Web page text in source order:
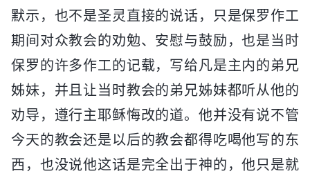
默示，也不是圣灵直接的说话，只是保罗作工
期间对众教会的劝勉、安慰与鼓励，也是当时
保罗的许多作工的记载，写给凡是主内的弟兄
姊妹，并且让当时教会的弟兄姊妹都听从他的
劝导，遵行主耶稣悔改的道。他并没有说不管
今天的教会还是以后的教会都得吃喝他写的东
西，也没说他这话是完全出于神的，他只是就